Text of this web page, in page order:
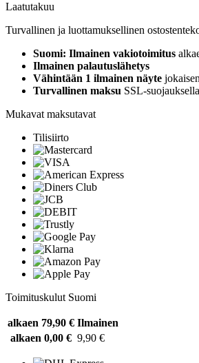
Laatutakuu
Turvallinen ja luottamuksellinen
Suomi: Ilmainen vakiotoimitus
Ilmainen palautuslähetys
Vähintään 1 ilmainen näyte
Turvallinen maksu SSL-suojauksella
Mukavat maksutavat
Tilisiirto
Toimituskulut Suomi
alkaen 79,90 € Ilmainen
alkaen 0,00 € 9,90 €